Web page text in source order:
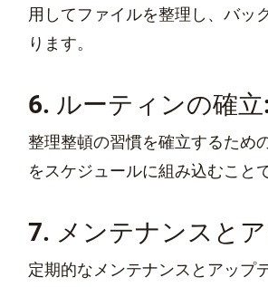
用してファイルを整理し、バッ
ります。
6. ルーティンの確立:
整理整頓の習慣を確立するため
をスケジュールに組み込むこと
7. メンテナンスと
定期的なメンテナンスとアップ